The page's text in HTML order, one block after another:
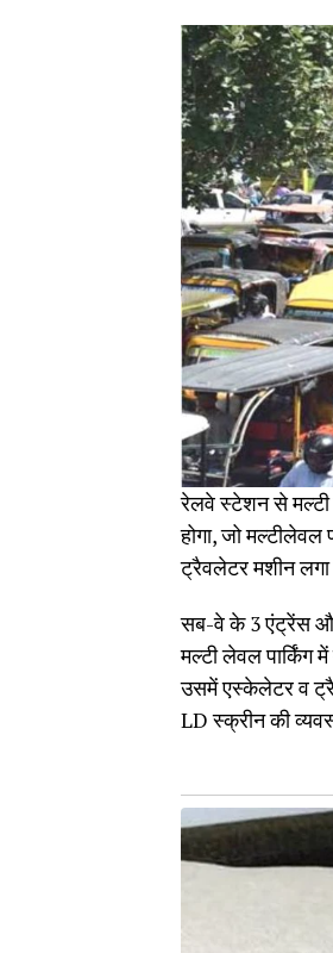
रेलवे स्टेशन से मल्टी
होगा, जो
ट्रैवलेटर मशीन
सब-वे के 3 एंट्रेंस और
मल्टी लेवल पार्किंग
उसमें एस्केलेटर व
LD स्क्रीन की